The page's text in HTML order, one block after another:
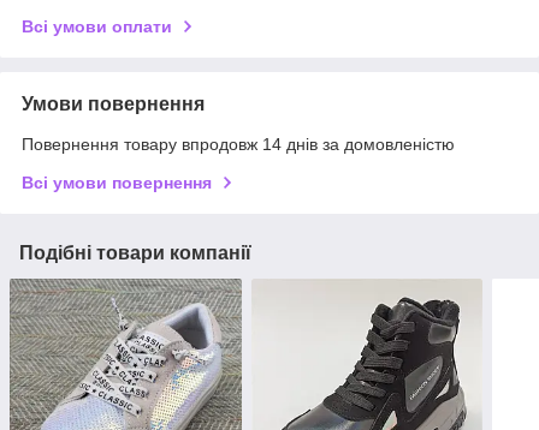
Всі умови оплати
Умови повернення
Повернення товару впродовж 14 днів за домовленістю
Всі умови повернення
Подібні товари компанії